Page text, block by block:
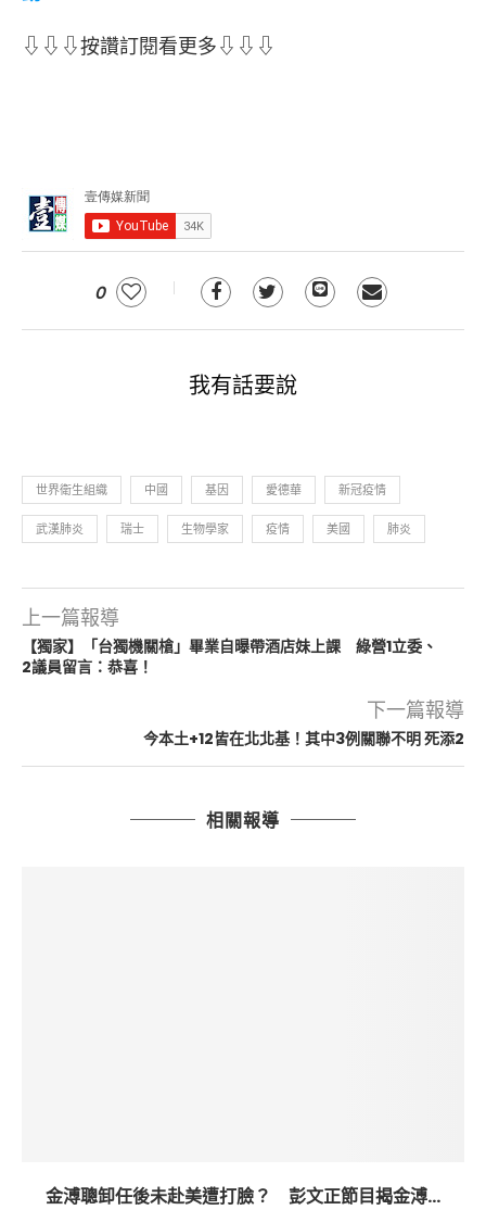
⇩⇩⇩按讚訂閱看更多⇩⇩⇩
0
我有話要說
世界衛生組織 中國 基因 愛德華 新冠疫情
武漢肺炎 瑞士 生物學家 疫情 美國 肺炎
上一篇報導
【獨家】「台獨機關槍」畢業自曝帶酒店妹上課 綠營1立委、
2議員留言：恭喜！
下一篇報導
今本土+12皆在北北基！其中3例關聯不明 死添2
相關報導
金溥聰卸任後未赴美遭打臉？ 彭文正節目揭金溥...